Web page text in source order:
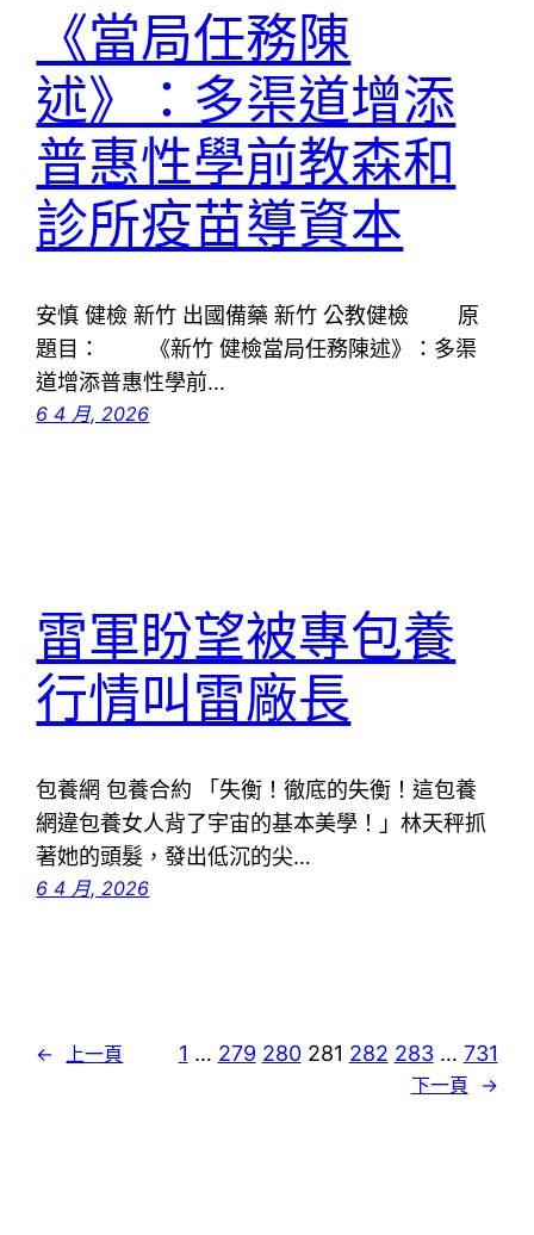
《當局任務陳
述》：多渠道增添
普惠性學前教森和
診所疫苗導資本
安慎 健檢 新竹 出國備藥 新竹 公教健檢 原
題目： 《新竹 健檢當局任務陳述》：多渠
道增添普惠性學前…
6 4 月, 2026
雷軍盼望被專包養
行情叫雷廠長
包養網 包養合約 「失衡！徹底的失衡！這包養
網違包養女人背了宇宙的基本美學！」林天秤抓
著她的頭髮，發出低沉的尖…
6 4 月, 2026
← 上一頁 1 … 279 280 281 282 283 … 731
下一頁 →